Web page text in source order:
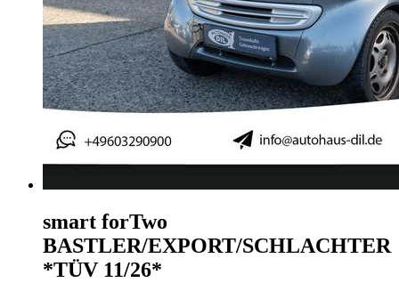
smart forTwo
BASTLER/EXPORT/SCHLACHTER
*TÜV 11/26*